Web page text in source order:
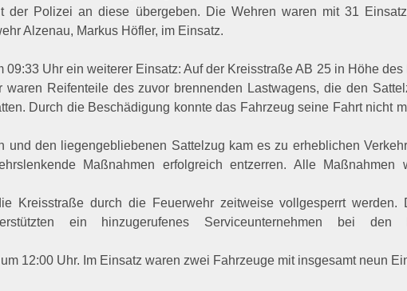
der Polizei an diese übergeben. Die Wehren waren mit 31
Alzenau, Markus Höfler, im Einsatz.
09:33 Uhr ein weiterer Einsatz: Auf der Kreisstraße AB 25 in Höhe
Reifenteile des zuvor brennenden Lastwagens, die den
Durch die Beschädigung konnte das Fahrzeug seine Fahrt nicht
und den liegengebliebenen Sattelzug kam es zu erheblichen
Maßnahmen erfolgreich entzerren. Alle Maßnahmen
Kreisstraße durch die Feuerwehr zeitweise vollgesperrt werden.
ein hinzugerufenes Serviceunternehmen bei den
12:00 Uhr. Im Einsatz waren zwei Fahrzeuge mit insgesamt neun